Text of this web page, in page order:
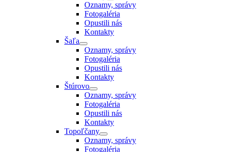
Oznamy, správy
Fotogaléria
Opustili nás
Kontakty
Šaľa
Oznamy, správy
Fotogaléria
Opustili nás
Kontakty
Štúrovo
Oznamy, správy
Fotogaléria
Opustili nás
Kontakty
Topoľčany
Oznamy, správy
Fotogaléria